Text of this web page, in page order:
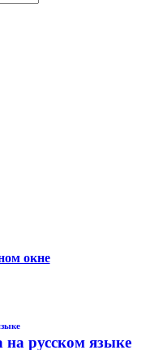
окне
на русском языке